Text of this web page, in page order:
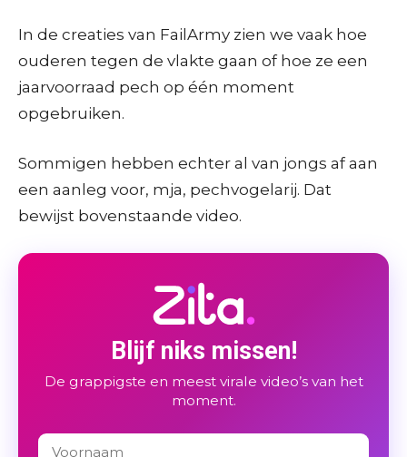
In de creaties van FailArmy zien we vaak hoe
ouderen tegen de vlakte gaan of hoe ze een
jaarvoorraad pech op één moment
opgebruiken.
Sommigen hebben echter al van jongs af aan
een aanleg voor, mja, pechvogelarij. Dat
bewijst bovenstaande video.
Blijf niks missen!
De grappigste en meest virale video’s van het
moment.